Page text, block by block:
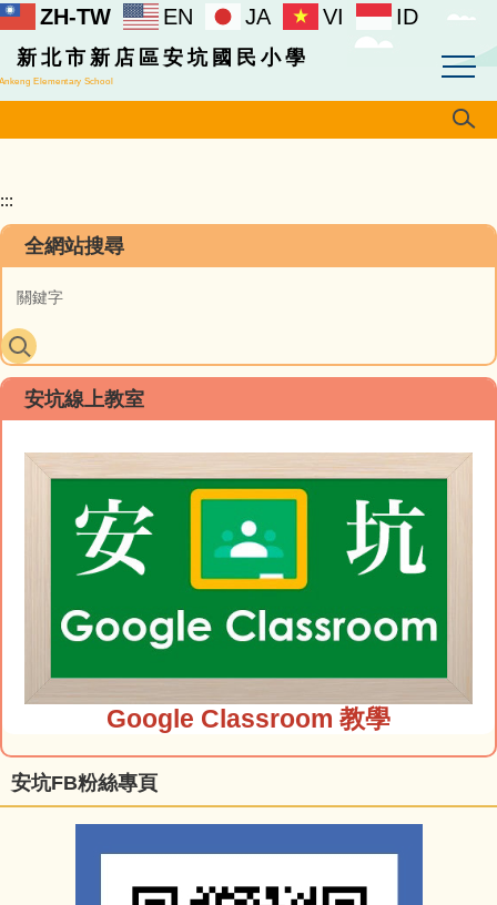
跳
主
要
容
ZH-TW EN JA VI ID
新北市新店區安坑國民小學
Elementary School
:::
全網站搜尋
安坑線上教室
Google Classroom 教學
安坑FB粉絲專頁